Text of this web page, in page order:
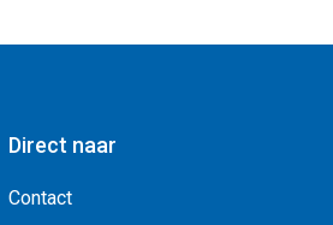
Direct naar
Contact